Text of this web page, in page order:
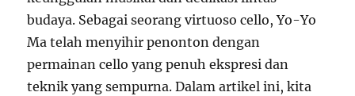
budaya. Sebagai seorang virtuoso cello, Yo-Yo
Ma telah menyihir penonton dengan
permainan cello yang penuh ekspresi dan
teknik yang sempurna. Dalam artikel ini, kita